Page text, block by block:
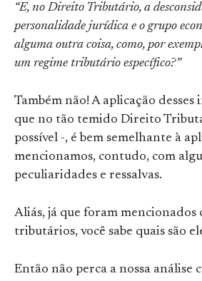
“E, no Direito Tributário, a
personalidade jurídica e o grupo
alguma outra coisa, como, por
um regime tributário específico?”
Também não! A aplicação
que no tão temido Direito
possível -, é bem semelhante à
mencionamos, contudo, com
peculiaridades e ressalvas.
Aliás, já que foram mencionados
tributários, você sabe quais são
Então não perca a nossa análise